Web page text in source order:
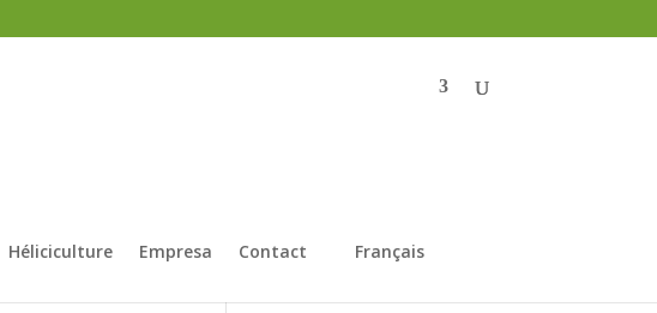
Héliciculture Empresa Contact Français